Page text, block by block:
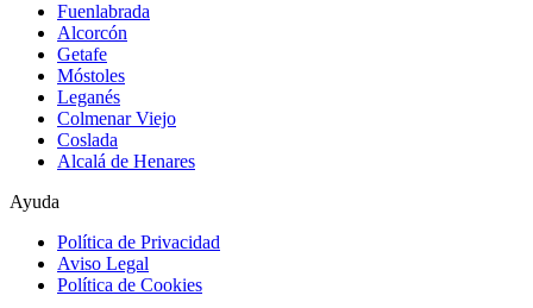
Fuenlabrada
Alcorcón
Getafe
Móstoles
Leganés
Colmenar Viejo
Coslada
Alcalá de Henares
Ayuda
Política de Privacidad
Aviso Legal
Política de Cookies